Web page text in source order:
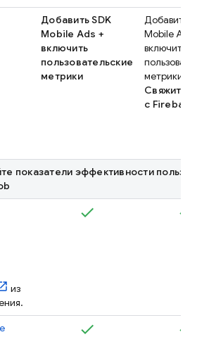
Добавить SDK
Mobile Ads +
включить
пользовательские
метрики
Добавить SDK
Mobile Ads
включить
метрики
Свяжите
с Firebase
показатели эффективности
из